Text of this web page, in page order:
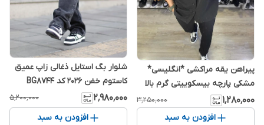
پیراهن یقه مراکشی *انگلیسی*
مشکی پارچه بیسکوییتی گرم بالا
اعلا - اورجینال دیلم
۱٬۲۸۰٬۰۰۰ ۳٬۲۵۰٬۰۰۰
افزودن به سبد
شلوار بگ استایل ذغالی زاپ عمیق
کاستوم خفن 2026 کد BG8744
۲٬۹۸۰٬۰۰۰ ۵٬۲۰۰٬۰۰۰
افزودن به سبد